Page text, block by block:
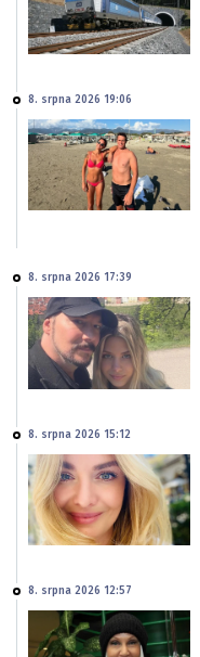
8. srpna 2026 19:06
8. srpna 2026 17:39
8. srpna 2026 15:12
8. srpna 2026 12:57